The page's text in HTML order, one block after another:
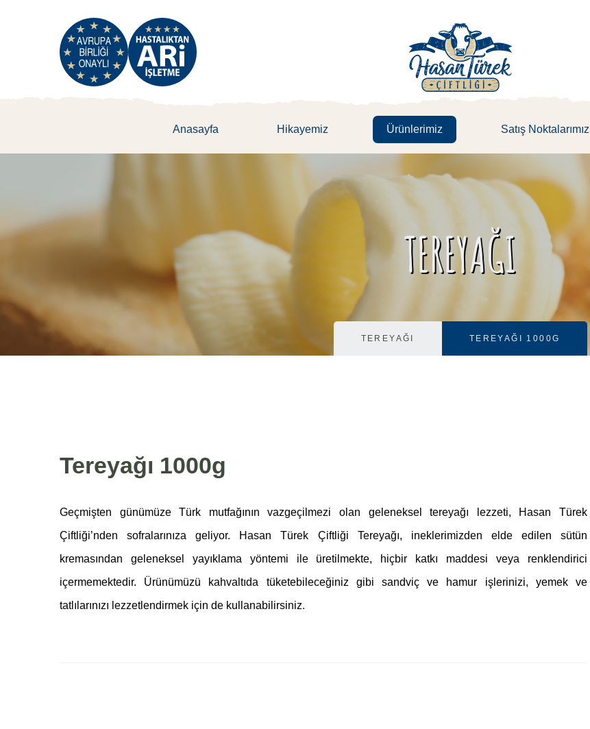
Anasayfa Hikayemiz Ürünlerimiz Satış Noktalarımız
TEREYAĞI
TEREYAĞI TEREYAĞI 1000G
Tereyağı 1000g
Geçmişten günümüze Türk mutfağının vazgeçilmezi olan geleneksel tereyağı lezzeti, Hasan Türek
Çiftliği’nden sofralarınıza geliyor. Hasan Türek Çiftliği Tereyağı, ineklerimizden elde edilen sütün
kremasından geleneksel yayıklama yöntemi ile üretilmekte, hiçbir katkı maddesi veya renklendirici
içermemektedir. Ürünümüzü kahvaltıda tüketebileceğiniz gibi sandviç ve hamur işlerinizi, yemek ve
tatlılarınızı lezzetlendirmek için de kullanabilirsiniz.